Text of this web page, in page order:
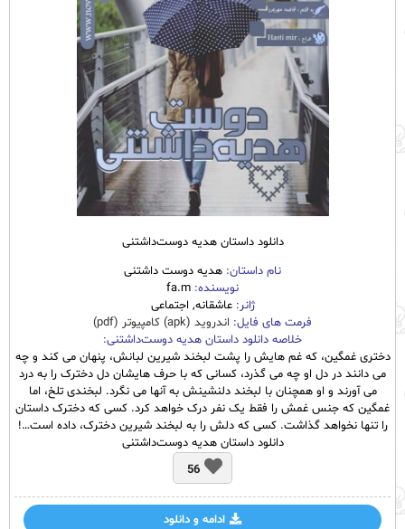
دانلود داستان هدیه دوست‌داشتنی
نام داستان: هدیه دوست داشتنی
نویسنده:
ژانر: عاشقانه, اجتماعی
فرمت های فایل: اندروید (apk) کامپیوتر (pdf)
خلاصه دانلود داستان هدیه دوست‌داشتنی:
دختری غمگین، که غم هایش را پشت لبخند شیرین لبانش، پنهان می کند و چه
می دانند در دل او چه می گذرد، کسانی که با حرف هایشان دل دخترک را به درد
می آورند و او همچنان با لبخند دلنشینش به آنها می نگرد. لبخندی تلخ، اما
غمگین که جنس غمش را فقط یک نفر درک خواهد کرد. کسی که دخترک داستان
را تنها نخواهد گذاشت. کسی که دلش را به لبخند شیرین دخترک، داده است…!
دانلود داستان هدیه دوست‌داشتنی
56
ادامه و دانلود